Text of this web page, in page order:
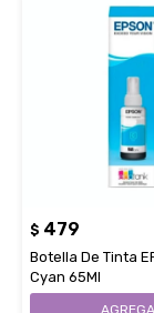
$ 479
Botella De Tinta
Cyan 65Ml